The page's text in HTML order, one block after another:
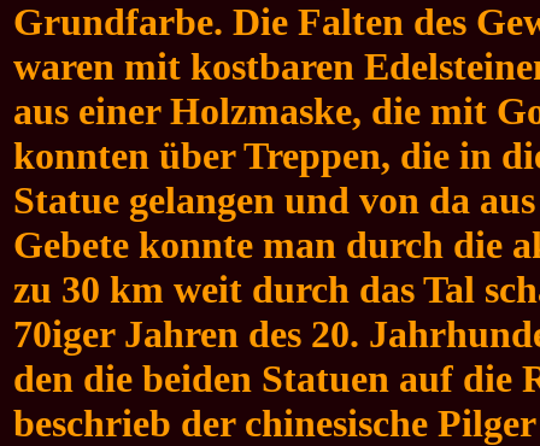
Grundfarbe. Die Falten des
waren mit kostbaren
aus einer Holzmaske, die mit
konnten über Treppen, die in
Statue gelangen und von da
Gebete konnte man durch die
zu 30 km weit durch das Tal
70iger Jahren des 20.
den die beiden Statuen auf die
beschrieb der chinesische